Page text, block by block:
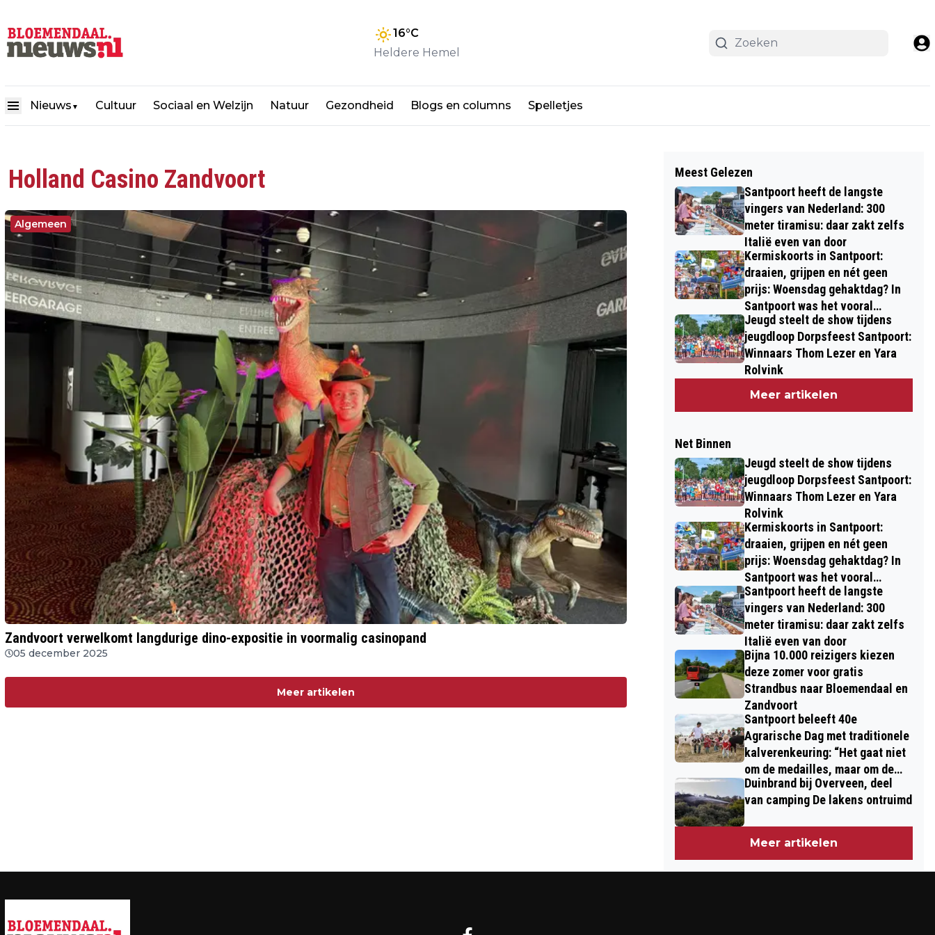
16°C
Heldere Hemel
Nieuws ▼ Cultuur Sociaal en Welzijn Natuur Gezondheid Blogs en columns Spelletjes
Holland Casino Zandvoort
Algemeen
Zandvoort verwelkomt langdurige dino-expositie in voormalig casinopand
05 december 2025
Meer artikelen
Meest Gelezen
Santpoort heeft de langste
vingers van Nederland: 300
meter tiramisu: daar zakt zelfs
Italië even van door
Kermiskoorts in Santpoort:
draaien, grijpen en nét geen
prijs: Woensdag gehaktdag? In
Santpoort was het vooral
draaidag
Jeugd steelt de show tijdens
jeugdloop Dorpsfeest Santpoort:
Winnaars Thom Lezer en Yara
Rolvink
Meer artikelen
Net Binnen
Jeugd steelt de show tijdens
jeugdloop Dorpsfeest Santpoort:
Winnaars Thom Lezer en Yara
Rolvink
Kermiskoorts in Santpoort:
draaien, grijpen en nét geen
prijs: Woensdag gehaktdag? In
Santpoort was het vooral
draaidag
Santpoort heeft de langste
vingers van Nederland: 300
meter tiramisu: daar zakt zelfs
Italië even van door
Bijna 10.000 reizigers kiezen
deze zomer voor gratis
Strandbus naar Bloemendaal en
Zandvoort
Santpoort beleeft 40e
Agrarische Dag met traditionele
kalverenkeuring: “Het gaat niet
om de medailles, maar om de
kinderen”
Duinbrand bij Overveen, deel
van camping De lakens ontruimd
Meer artikelen